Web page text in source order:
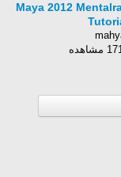
Maya 2012